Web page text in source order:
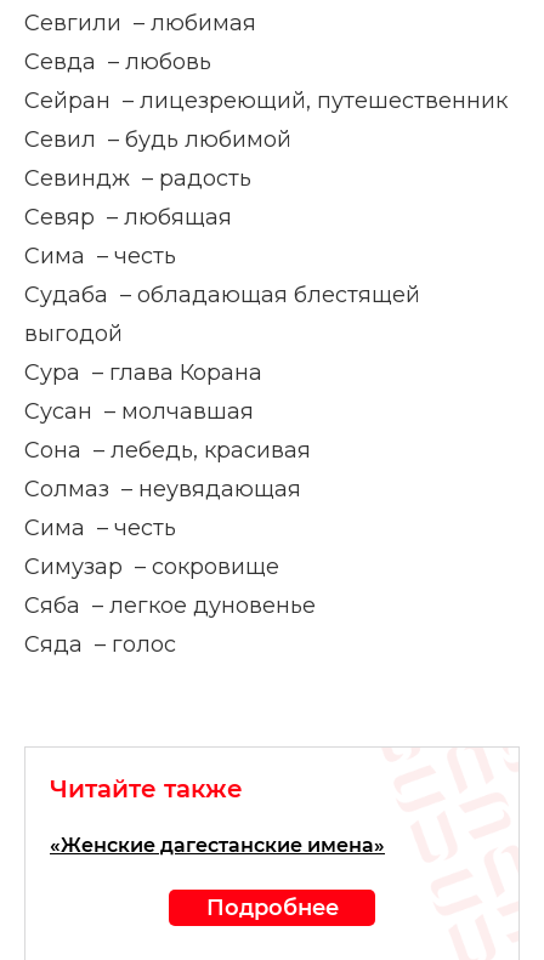
Севгили – любимая
Севда – любовь
Сейран – лицезреющий, путешественник
Севил – будь любимой
Севиндж – радость
Севяр – любящая
Сима – честь
Судаба – обладающая блестящей
выгодой
Сура – глава Корана
Сусан – молчавшая
Сона – лебедь, красивая
Солмаз – неувядающая
Сима – честь
Симузар – сокровище
Сяба – легкое дуновенье
Сяда – голос
Читайте также
«Женские дагестанские имена»
Подробнее